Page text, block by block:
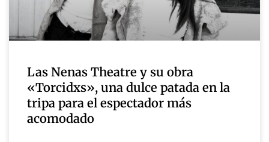
Las Nenas Theatre y su obra
«Torcidxs», una dulce patada en la
tripa para el espectador más
acomodado